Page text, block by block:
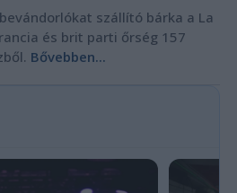
szállító bárka a La
és brit parti őrség 157
Bővebben...